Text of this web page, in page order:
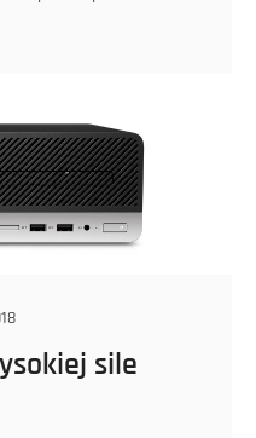
sile